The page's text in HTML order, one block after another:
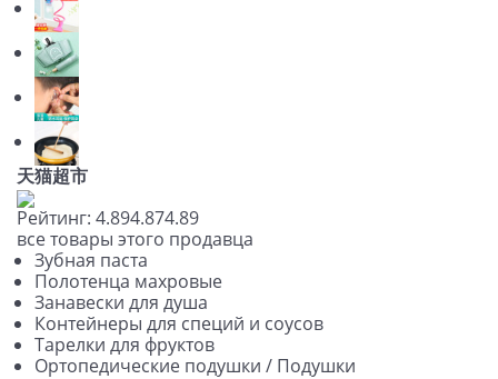
天猫超市
Рейтинг: 4.894.874.89
все товары этого продавца
Зубная паста
Полотенца махровые
Занавески для душа
Контейнеры для специй и соусов
Тарелки для фруктов
Ортопедические подушки / Подушки